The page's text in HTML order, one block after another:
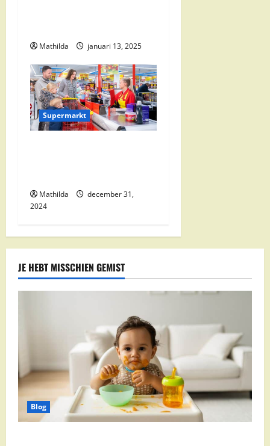
Mathilda januari 13, 2025
Supermarkt
Mathilda
december 31,
2024
JE HEBT MISSCHIEN GEMIST
Blog